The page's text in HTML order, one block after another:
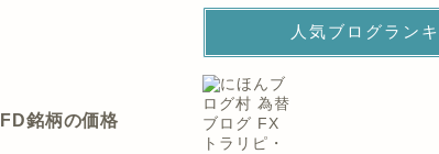
銘柄の価格
人気ブログラン